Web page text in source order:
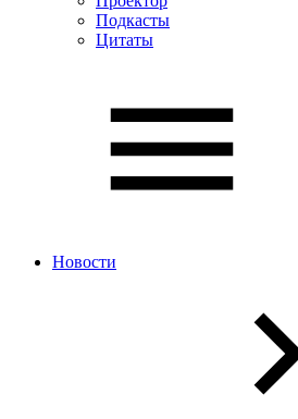
Подкасты
Цитаты
Новости